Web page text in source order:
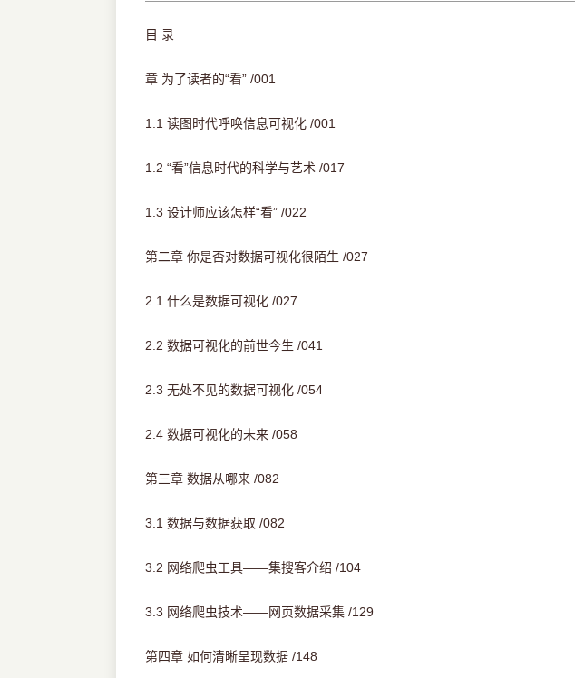
目 录
章 为了读者的“看” /001
1.1 读图时代呼唤信息可视化 /001
1.2 “看”信息时代的科学与艺术 /017
1.3 设计师应该怎样“看” /022
第二章 你是否对数据可视化很陌生 /027
2.1 什么是数据可视化 /027
2.2 数据可视化的前世今生 /041
2.3 无处不见的数据可视化 /054
2.4 数据可视化的未来 /058
第三章 数据从哪来 /082
3.1 数据与数据获取 /082
3.2 网络爬虫工具——集搜客介绍 /104
3.3 网络爬虫技术——网页数据采集 /129
第四章 如何清晰呈现数据 /148